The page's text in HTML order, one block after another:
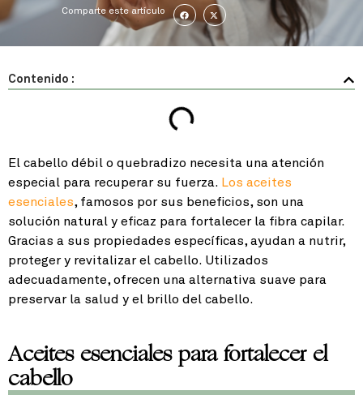
Comparte este artículo
Contenido :
El cabello débil o quebradizo necesita una atención
especial para recuperar su fuerza. Los aceites
esenciales, famosos por sus beneficios, son una
solución natural y eficaz para fortalecer la fibra capilar.
Gracias a sus propiedades específicas, ayudan a nutrir,
proteger y revitalizar el cabello. Utilizados
adecuadamente, ofrecen una alternativa suave para
preservar la salud y el brillo del cabello.
Aceites esenciales para fortalecer el
cabello